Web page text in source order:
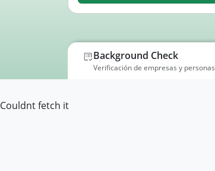
Background Check
Verificación de empresas y personas
Couldnt fetch it